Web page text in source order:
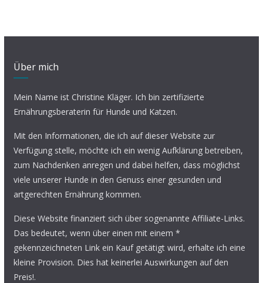
Über mich
Mein Name ist Christine Kläger. Ich bin zertifizierte
Ernährungsberaterin für Hunde und Katzen.
Mit den Informationen, die ich auf dieser Website zur
Verfügung stelle, möchte ich ein wenig Aufklärung betreiben,
zum Nachdenken anregen und dabei helfen, dass möglichst
viele unserer Hunde in den Genuss einer gesunden und
artgerechten Ernährung kommen.
Diese Website finanziert sich über sogenannte Affiliate-Links.
Das bedeutet, wenn über einen mit einem *
gekennzeichneten Link ein Kauf getätigt wird, erhalte ich eine
kleine Provision. Dies hat keinerlei Auswirkungen auf den
Preis!.